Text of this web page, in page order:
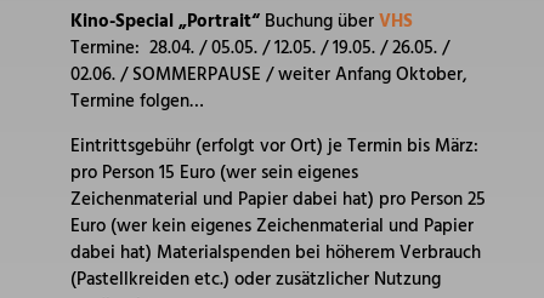
Kino-Special „Portrait“Buchung überVHS
Termine: 28.04. / 05.05. / 12.05. / 19.05. / 26.05. /
02.06. / SOMMERPAUSE / weiter Anfang Oktober,
Termine folgen…
Eintrittsgebühr (erfolgt vor Ort) je Termin bis März:
pro Person 15 Euro (wer sein eigenes
Zeichenmaterial und Papier dabei hat) pro Person 25
Euro (wer kein eigenes Zeichenmaterial und Papier
dabei hat) Materialspenden bei höherem Verbrauch
(Pastellkreiden etc.) oder zusätzlicher Nutzung